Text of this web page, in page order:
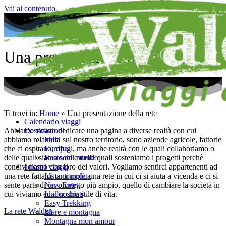
Vai al contenuto
Calendario viaggi
Destinazioni
Italia
Europa
Resto del mondo
I nostri viaggi
Lista completa
New Entry
Inadocchiati
Easy Trekking
Mare e montagna
Montagna mon amour
Una presentazione della rete
Ti trovi in: Home » Una presentazione della rete
Abbiamo voluto dedicare una pagina a diverse realtà con cui
abbiamo relazioni sul nostro territorio, sono aziende agricole, fattorie
che ci ospitano, rifugi, ma anche realtà con le quali collaboriamo o
delle quali siamo soci e delle quali sosteniamo i progetti perchè
condividiamo con loro dei valori. Vogliamo sentirci appartenenti ad
una rete fatta di tanti nodi, una rete in cui ci si aiuta a vicenda e ci si
sente parte di un progetto più ampio, quello di cambiare la società in
cui viviamo ed il nostro stile di vita.
La rete Walden